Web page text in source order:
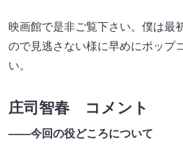
映画館で是非ご覧下さい。僕は最
ので見逃さない様に早めにポップ
い。
庄司智春 コメント
――今回の役どころについて